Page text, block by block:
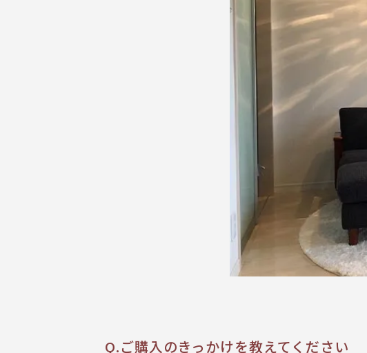
Q.ご購入のきっかけを教えてください